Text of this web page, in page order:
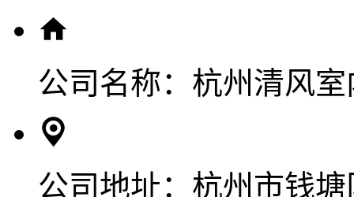
公司名称： 杭州清风
公司地址： 杭州市钱